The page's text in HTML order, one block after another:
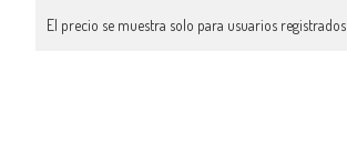
El precio se muestra solo para usuarios registrados